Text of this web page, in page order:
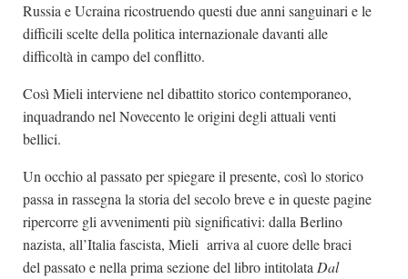
Russia e Ucraina ricostruendo questi due anni sanguinari e le
difficili scelte della politica internazionale davanti alle
difficoltà in campo del conflitto.
Così Mieli interviene nel dibattito storico contemporaneo,
inquadrando nel Novecento le origini degli attuali venti
bellici.
Un occhio al passato per spiegare il presente, così lo storico
passa in rassegna la storia del secolo breve e in queste pagine
ripercorre gli avvenimenti più significativi: dalla Berlino
nazista, all’Italia fascista, Mieli arriva al cuore delle braci
del passato e nella prima sezione del libro intitolata Dal